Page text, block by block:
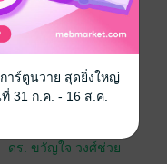
ะ ลองมาฟังกันดูนะ
งในชีวิตของคุณได้
ดร. ขวัญใจ วงศ์ช่วย
าร์ตูนวาย สุดยิ่งใหญ่
31 ก.ค. - 16 ส.ค.